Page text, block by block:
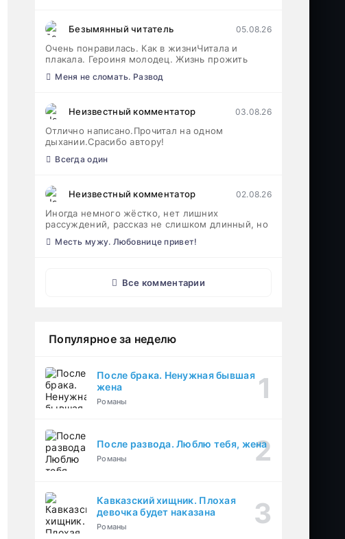
Безымянный читатель 05.08.26
Очень понравилась. Как в жизниЧитала и
плакала. Героиня молодец. Жизнь прожить
Меня не сломать. Развод
Неизвестный комментатор 03.08.26
Отлично написано.Прочитал на одном
дыхании.Срасибо автору!
Всегда один
Неизвестный комментатор 02.08.26
Иногда немного жёстко, нет лишних
рассуждений, рассказ не слишком длинный, но
Месть мужу. Любовнице привет!
Все комментарии
Популярное за неделю
После брака. Ненужная бывшая
жена
Романы
После развода. Люблю тебя, жена
Романы
Кавказский хищник. Плохая
девочка будет наказана
Романы